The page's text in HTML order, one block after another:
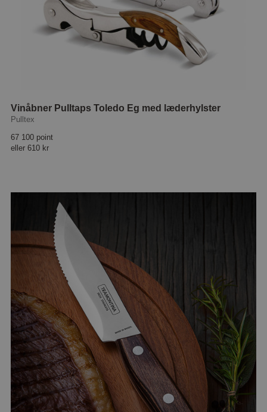
Vinåbner Pulltaps Toledo Eg med læderhylster
Pulltex
67 100 point
eller 610 kr